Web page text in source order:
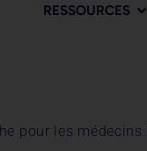
RESSOURCES
pour les médecins